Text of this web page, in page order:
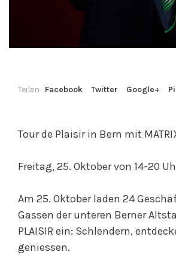
Teilen Facebook Twitter Google+
Tour de Plaisir in Bern mit
Freitag, 25. Oktober von 14-20
Am 25. Oktober laden 24
Gassen der unteren Berner
PLAISIR ein: Schlendern,
geniessen.